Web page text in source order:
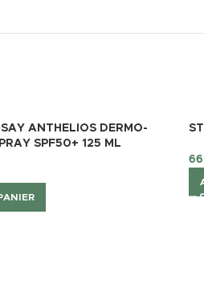
ANTHELIOS DERMO-
SPF50+ 125 ML